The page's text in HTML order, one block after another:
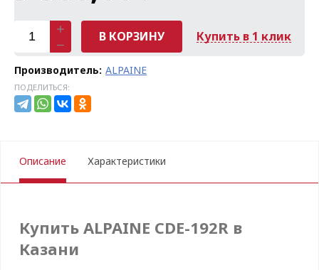
В КОРЗИНУ Купить в 1 клик
Производитель: ALPAINE
ПОДЕЛИТЬСЯ:
Описание Характеристики
Купить ALPAINE CDE-192R в
Казани